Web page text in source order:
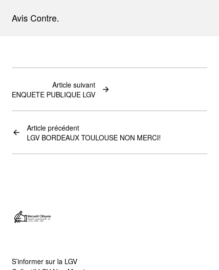
Avis Contre.
Article précédent
LGV BORDEAUX TOULOUSE NON MERCI!
Article suivant
ENQUETE PUBLIQUE LGV
S’informer sur la LGV